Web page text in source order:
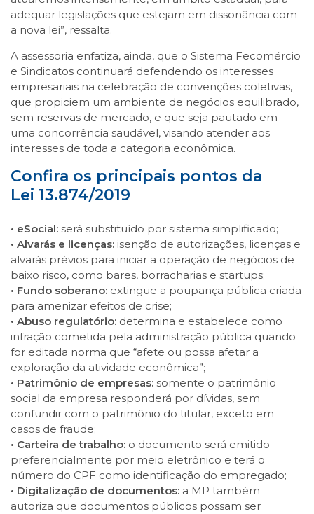
adequar legislações que estejam em dissonância com
a nova lei”, ressalta.
A assessoria enfatiza, ainda, que o Sistema Fecomércio
e Sindicatos continuará defendendo os interesses
empresariais na celebração de convenções coletivas,
que propiciem um ambiente de negócios equilibrado,
sem reservas de mercado, e que seja pautado em
uma concorrência saudável, visando atender aos
interesses de toda a categoria econômica.
Confira os principais pontos da
Lei 13.874/2019
• eSocial: será substituído por sistema simplificado;
• Alvarás e licenças: isenção de autorizações, licenças e
alvarás prévios para iniciar a operação de negócios de
baixo risco, como bares, borracharias e startups;
• Fundo soberano: extingue a poupança pública criada
para amenizar efeitos de crise;
• Abuso regulatório: determina e estabelece como
infração cometida pela administração pública quando
for editada norma que “afete ou possa afetar a
exploração da atividade econômica”;
• Patrimônio de empresas: somente o patrimônio
social da empresa responderá por dívidas, sem
confundir com o patrimônio do titular, exceto em
casos de fraude;
• Carteira de trabalho: o documento será emitido
preferencialmente por meio eletrônico e terá o
número do CPF como identificação do empregado;
• Digitalização de documentos: a MP também
autoriza que documentos públicos possam ser